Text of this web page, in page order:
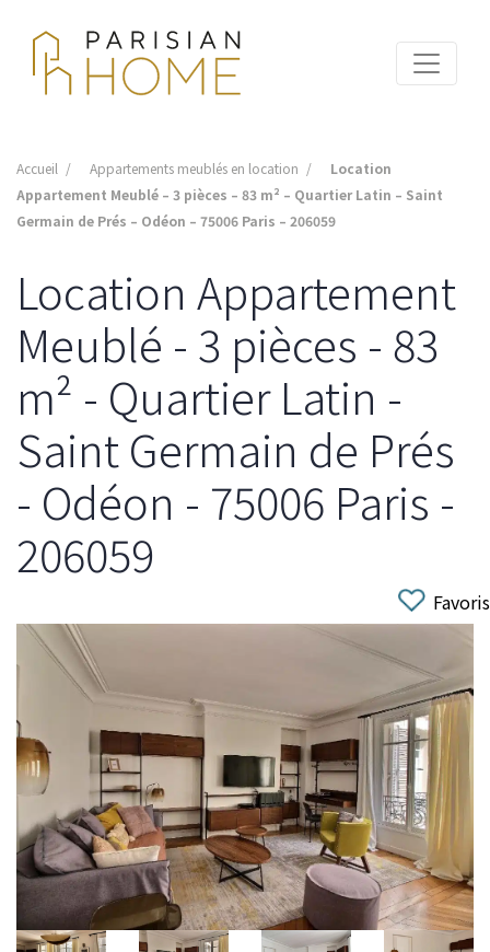
Accueil Appartements meublés en location
Location
Appartement Meublé – 3 pièces – 83 m² – Quartier Latin – Saint
Germain de Prés – Odéon – 75006 Paris – 206059
Location Appartement
Meublé - 3 pièces - 83
m² - Quartier Latin -
Saint Germain de Prés
- Odéon - 75006 Paris -
206059
Favoris